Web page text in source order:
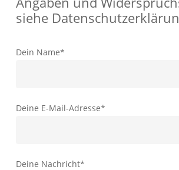
siehe
Dein Name*
Deine E-Mail-Adresse*
Deine Nachricht*